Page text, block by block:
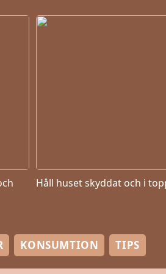
Håll huset skyddat och i
KONSUMTION TIPS